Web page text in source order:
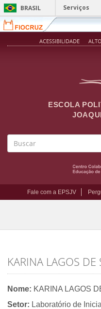
Pular para o conteúdo
BRASIL
Serviços
ACESSIBILIDADE
ESCOLA
Fale com a EPSJV
KARINA LAGOS
Nome: KARINA LAGOS
Setor: Laboratório de